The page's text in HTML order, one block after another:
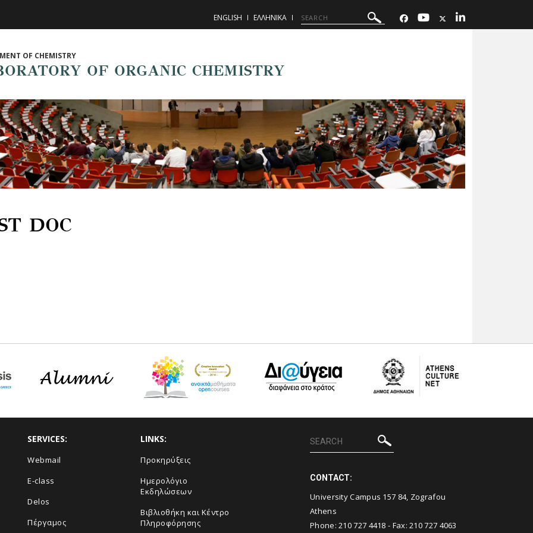
ENGLISH ΕΛΛΗΝΙΚΑ
OF CHEMISTRY
OF ORGANIC CHEMISTRY
DOC
SERVICES:
Webmail
E-class
Delos
Πέργαμος
LINKS:
Προκηρύξεις
Ημερολόγιο
Εκδηλώσεων
Βιβλιοθήκη και Κέντρο
Πληροφόρησης
CONTACT:
University Campus 157 84, Zografou
Athens
Phone:210 727 4418 - Fax:210 727 4063